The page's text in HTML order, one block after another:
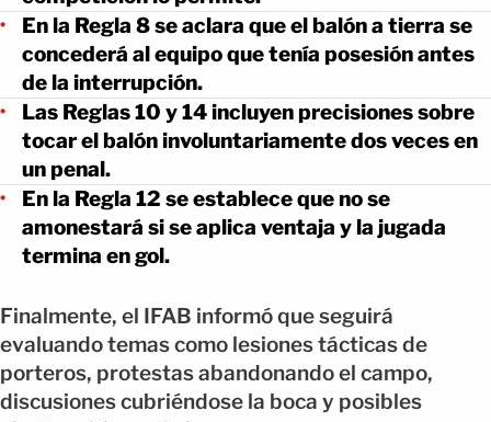
En la Regla 8 se aclara que el balón a tierra se
concederá al equipo que tenía posesión antes
de la interrupción.
Las Reglas 10 y 14 incluyen precisiones sobre
tocar el balón involuntariamente dos veces en
un penal.
En la Regla 12 se establece que no se
amonestará si se aplica ventaja y la jugada
termina en gol.
Finalmente, el IFAB informó que seguirá
evaluando temas como lesiones tácticas de
porteros, protestas abandonando el campo,
discusiones cubriéndose la boca y posibles